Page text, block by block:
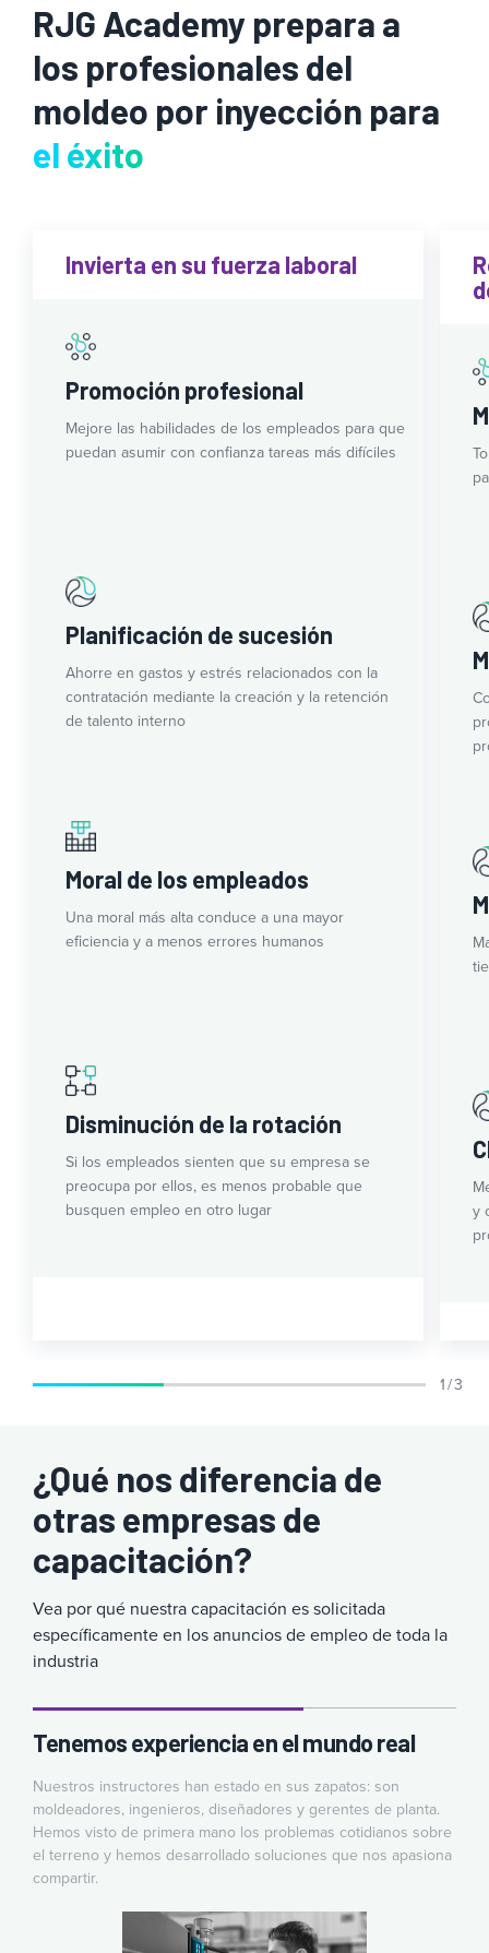
RJG Academy prepara a
los profesionales del
moldeo por inyección para
el éxito
Invierta en su fuerza laboral
Promoción profesional
Mejore las habilidades de los empleados para que
puedan asumir con confianza tareas más difíciles
Planificación de sucesión
Ahorre en gastos y estrés relacionados con la
contratación mediante la creación y la retención
de talento interno
Moral de los empleados
Una moral más alta conduce a una mayor
eficiencia y a menos errores humanos
Disminución de la rotación
Si los empleados sienten que su empresa se
preocupa por ellos, es menos probable que
busquen empleo en otro lugar
y
1 / 3
¿Qué nos diferencia de
otras empresas de
capacitación?
Vea por qué nuestra capacitación es solicitada
específicamente en los anuncios de empleo de toda la
industria
Tenemos experiencia en el mundo real
Nuestros instructores han estado en sus zapatos: son
moldeadores, ingenieros, diseñadores y gerentes de planta.
Hemos visto de primera mano los problemas cotidianos sobre
el terreno y hemos desarrollado soluciones que nos apasiona
compartir.